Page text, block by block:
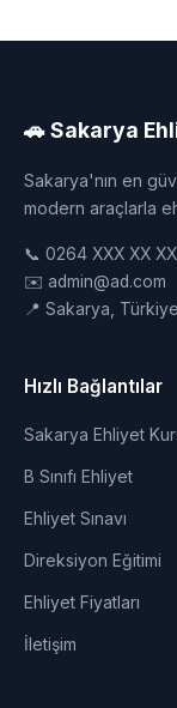
🚗 Sakarya
Sakarya'nın en
modern araçlarla
📞 0264 XXX XX XX
✉️ admin@ad.com
📍 Sakarya, Türkiye
Hızlı Bağlantılar
Sakarya Ehliyet
B Sınıfı Ehliyet
Ehliyet Sınavı
Direksiyon Eğitimi
Ehliyet Fiyatları
İletişim